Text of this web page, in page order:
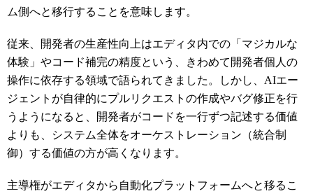
ム側へと移行することを意味します。
従来、開発者の生産性向上はエディタ内での「マジカルな
体験」やコード補完の精度という、きわめて開発者個人の
操作に依存する領域で語られてきました。しかし、AIエー
ジェントが自律的にプルリクエストの作成やバグ修正を行
うようになると、開発者がコードを一行ずつ記述する価値
よりも、システム全体をオーケストレーション（統合制
御）する価値の方が高くなります。
主導権がエディタから自動化プラットフォームへと移るこ